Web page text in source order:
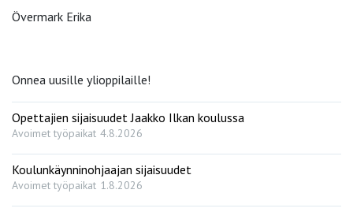
Övermark Erika
Onnea uusille ylioppilaille!
Opettajien sijaisuudet Jaakko Ilkan koulussa
Avoimet työpaikat 4.8.2026
Koulunkäynninohjaajan sijaisuudet
Avoimet työpaikat 1.8.2026